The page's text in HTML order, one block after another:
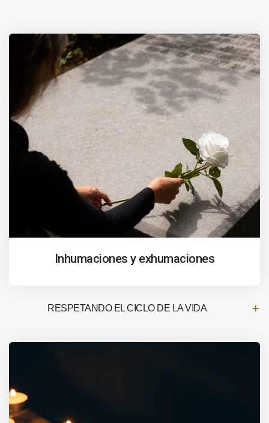
Inhumaciones y exhumaciones
RESPETANDO EL CICLO DE LA VIDA